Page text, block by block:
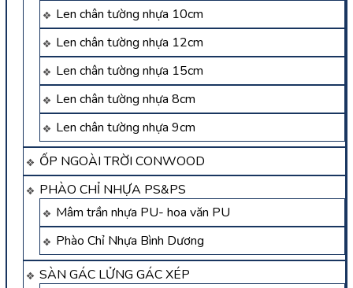
Len chân tường nhựa 10cm
Len chân tường nhựa 12cm
Len chân tường nhựa 15cm
Len chân tường nhựa 8cm
Len chân tường nhựa 9cm
ỐP NGOÀI TRỜI CONWOOD
PHÀO CHỈ NHỰA PS&PS
Mâm trần nhựa PU- hoa văn PU
Phào Chỉ Nhựa Bình Dương
SÀN GÁC LỬNG GÁC XÉP